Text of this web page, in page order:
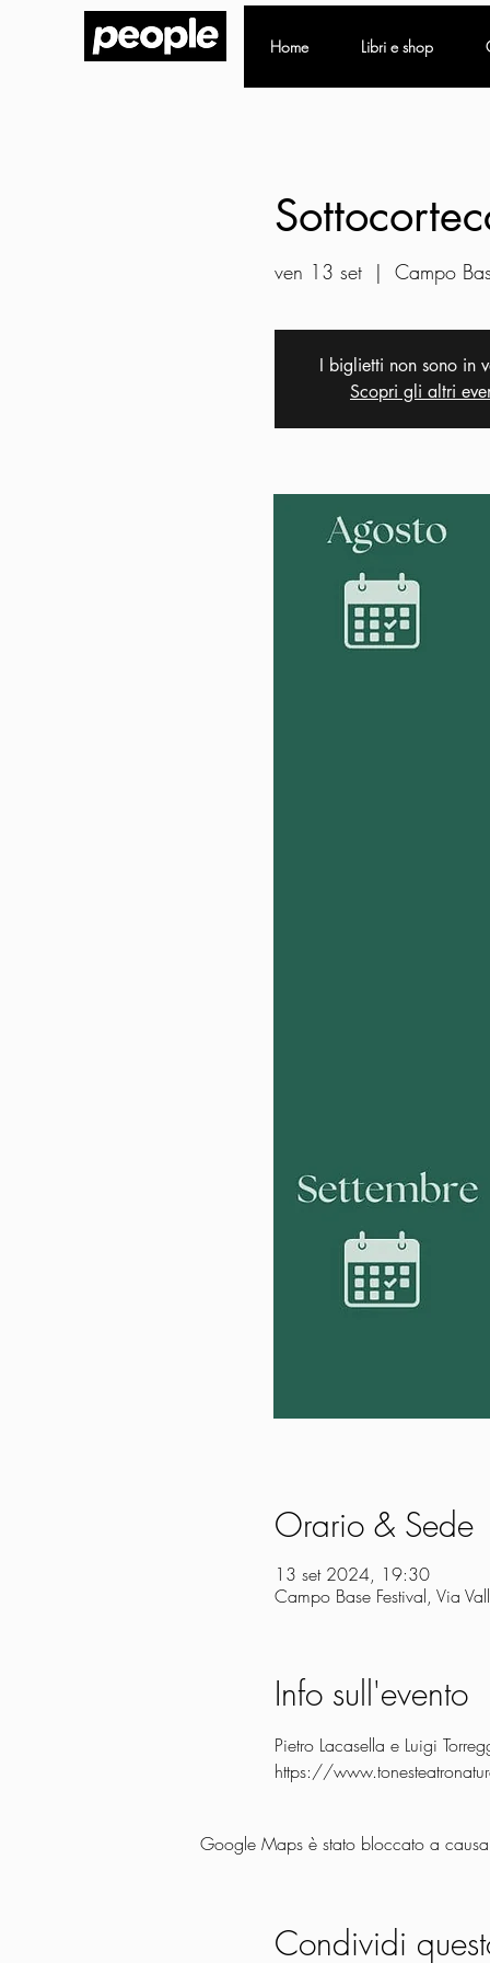
Home Libri e shop
ven 13 set
  |
Campo
I biglietti non sono in
Scopri gli altri
Orario & Sede
13 set 2024, 19:30
Campo Base Festival, Via
Info sull'evento
Pietro Lacasella e Luigi
https://
Google Maps è stato bloccato a
Condividi